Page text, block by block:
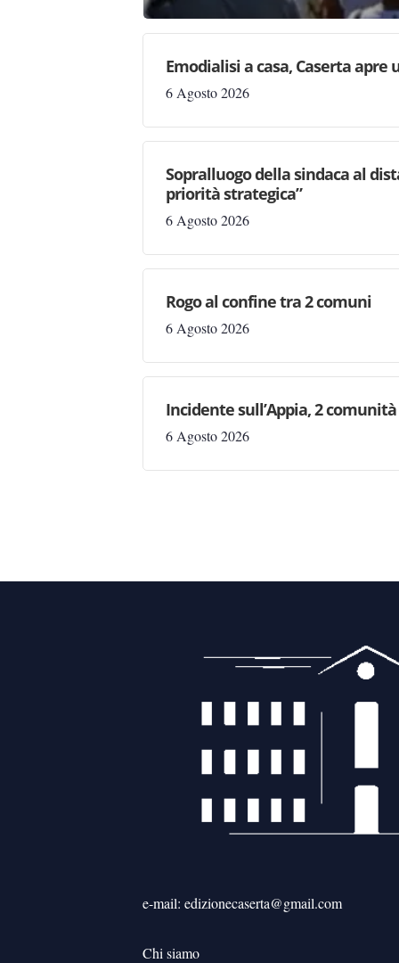
Emodialisi a casa, Caserta apre
6 Agosto 2026
Sopralluogo della sindaca al
priorità strategica”
6 Agosto 2026
Rogo al confine tra 2 comuni
6 Agosto 2026
Incidente sull’Appia, 2
6 Agosto 2026
e-mail: edizionecaserta@gmail.com
Chi siamo